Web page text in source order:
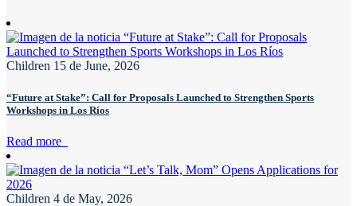
Children 15 de June, 2026
“Future at Stake”: Call for Proposals Launched to Strengthen Sports
Workshops in Los Ríos
Read more
Children 4 de May, 2026